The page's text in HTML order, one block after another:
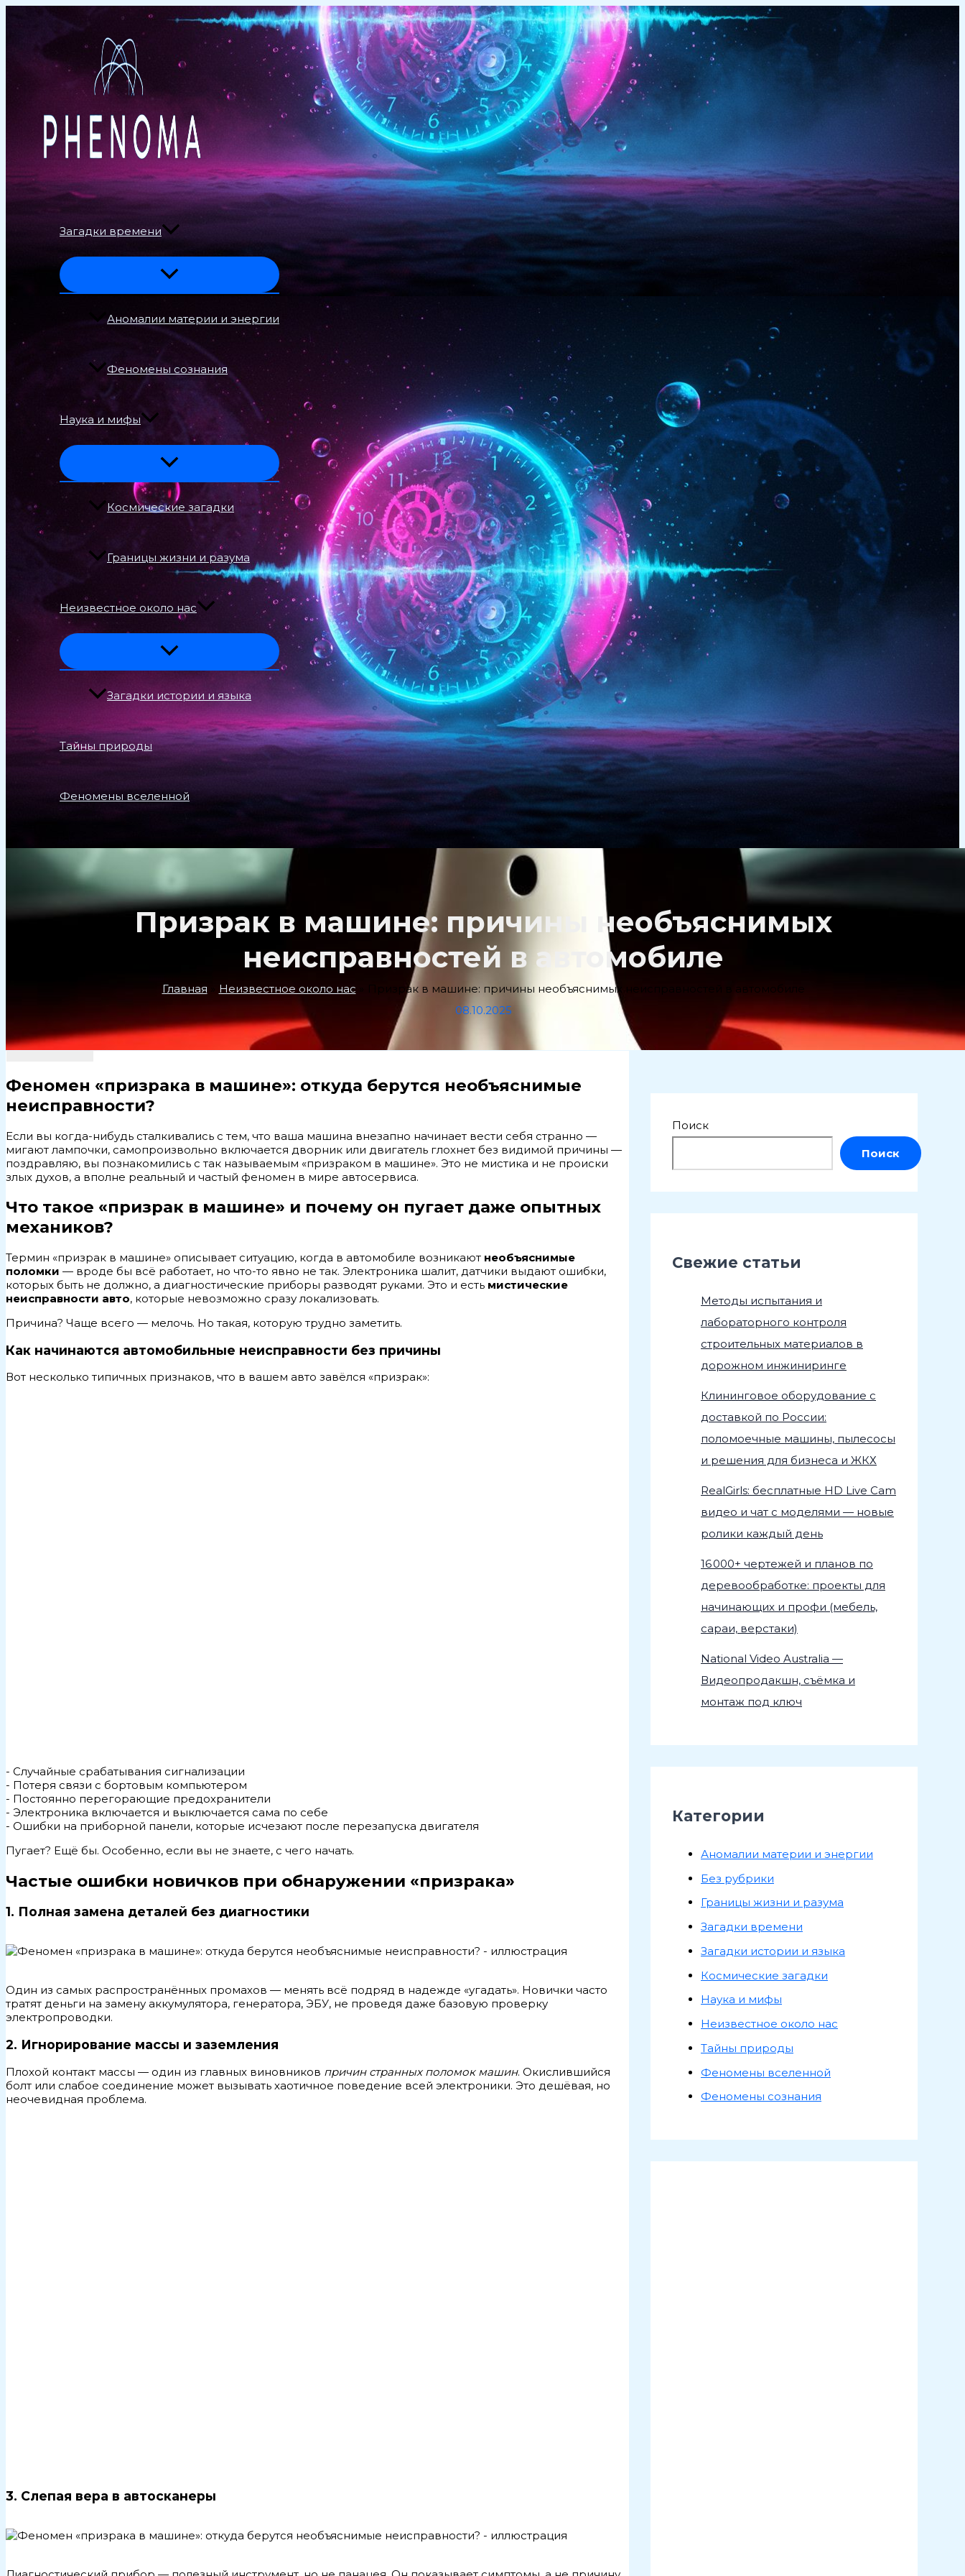
содержимому
Загадки времени
Аномалии материи и энергии
Феномены сознания
Наука и мифы
Космические загадки
Границы жизни и разума
Неизвестное около нас
Загадки истории и языка
Тайны природы
Феномены вселенной
Призрак в машине: причины необъяснимых
неисправностей в автомобиле
Главная Неизвестное около нас
Призрак в машине: причины необъяснимых неисправностей в автомобиле
08.10.2025
Феномен «призрака в машине»: откуда берутся необъяснимые
неисправности?
Если вы когда-нибудь сталкивались с тем, что ваша машина внезапно начинает вести себя странно —
мигают лампочки, самопроизвольно включается дворник или двигатель глохнет без видимой причины —
поздравляю, вы познакомились с так называемым «призраком в машине». Это не мистика и не происки
злых духов, а вполне реальный и частый феномен в мире автосервиса.
Что такое «призрак в машине» и почему он пугает даже опытных
механиков?
Термин «призрак в машине» описывает ситуацию, когда в автомобиле возникают необъяснимые
поломки — вроде бы всё работает, но что-то явно не так. Электроника шалит, датчики выдают ошибки,
которых быть не должно, а диагностические приборы разводят руками. Это и есть мистические
неисправности авто, которые невозможно сразу локализовать.
Причина? Чаще всего — мелочь. Но такая, которую трудно заметить.
Как начинаются автомобильные неисправности без причины
Вот несколько типичных признаков, что в вашем авто завёлся «призрак»:
- Случайные срабатывания сигнализации
- Потеря связи с бортовым компьютером
- Постоянно перегорающие предохранители
- Электроника включается и выключается сама по себе
- Ошибки на приборной панели, которые исчезают после перезапуска двигателя
Пугает? Ещё бы. Особенно, если вы не знаете, с чего начать.
Частые ошибки новичков при обнаружении «призрака»
1. Полная замена деталей без диагностики
Один из самых распространённых промахов — менять всё подряд в надежде «угадать». Новички часто
тратят деньги на замену аккумулятора, генератора, ЭБУ, не проведя даже базовую проверку
электропроводки.
2. Игнорирование массы и заземления
Плохой контакт массы — один из главных виновников причин странных поломок машин. Окислившийся
болт или слабое соединение может вызывать хаотичное поведение всей электроники. Это дешёвая, но
неочевидная проблема.
3. Слепая вера в автосканеры
Поиск
Поиск
Свежие статьи
Методы испытания и
лабораторного контроля
строительных материалов в
дорожном инжиниринге
Клининговое оборудование с
доставкой по России:
поломоечные машины, пылесосы
и решения для бизнеса и ЖКХ
RealGirls: бесплатные HD Live Cam
видео и чат с моделями — новые
ролики каждый день
16 000+ чертежей и планов по
деревообработке: проекты для
начинающих и профи (мебель,
сараи, верстаки)
National Video Australia —
Видеопродакшн, съёмка и
монтаж под ключ
Категории
Аномалии материи и энергии
Без рубрики
Границы жизни и разума
Загадки времени
Загадки истории и языка
Космические загадки
Наука и мифы
Неизвестное около нас
Тайны природы
Феномены вселенной
Феномены сознания